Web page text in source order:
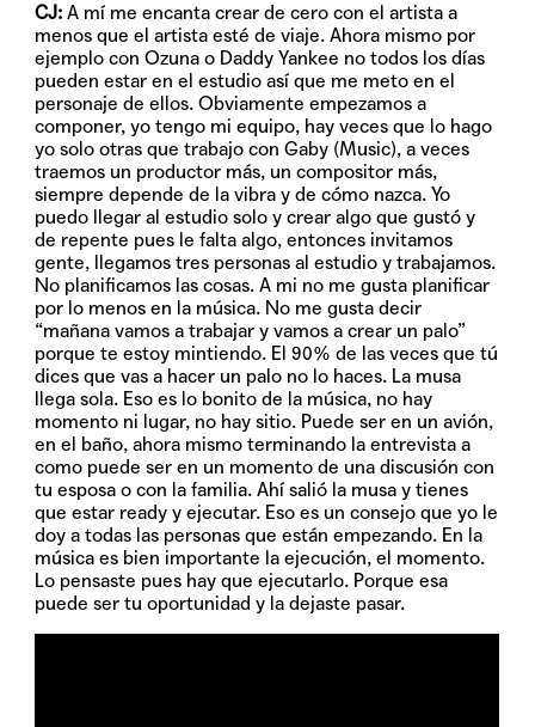
CJ: A mí me encanta crear de cero con el artista a
menos que el artista esté de viaje. Ahora mismo por
ejemplo con Ozuna o Daddy Yankee no todos los días
pueden estar en el estudio así que me meto en el
personaje de ellos. Obviamente empezamos a
componer, yo tengo mi equipo, hay veces que lo hago
yo solo otras que trabajo con Gaby (Music), a veces
traemos un productor más, un compositor más,
siempre depende de la vibra y de cómo nazca. Yo
puedo llegar al estudio solo y crear algo que gustó y
de repente pues le falta algo, entonces invitamos
gente, llegamos tres personas al estudio y trabajamos.
No planificamos las cosas. A mi no me gusta planificar
por lo menos en la música. No me gusta decir
“mañana vamos a trabajar y vamos a crear un palo”
porque te estoy mintiendo. El 90% de las veces que tú
dices que vas a hacer un palo no lo haces. La musa
llega sola. Eso es lo bonito de la música, no hay
momento ni lugar, no hay sitio. Puede ser en un avión,
en el baño, ahora mismo terminando la entrevista a
como puede ser en un momento de una discusión con
tu esposa o con la familia. Ahí salió la musa y tienes
que estar ready y ejecutar. Eso es un consejo que yo le
doy a todas las personas que están empezando. En la
música es bien importante la ejecución, el momento.
Lo pensaste pues hay que ejecutarlo. Porque esa
puede ser tu oportunidad y la dejaste pasar.